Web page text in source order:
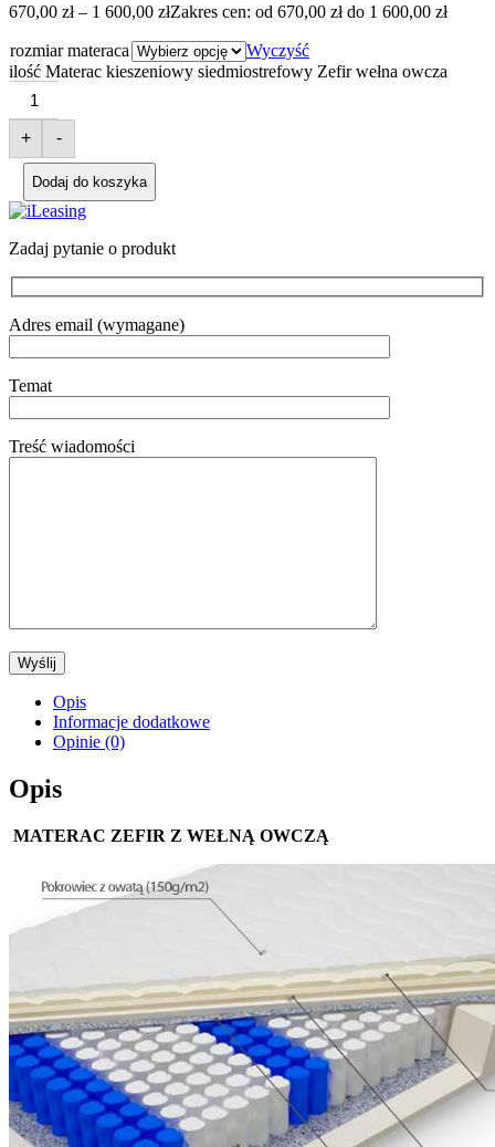
670,00 zł – 1 600,00 złZakres cen: od 670,00 zł do 1 600,00 zł
rozmiar materaca
Wyczyść
ilość Materac kieszeniowy siedmiostrefowy Zefir wełna owcza
+ -
Dodaj do koszyka
Zadaj pytanie o produkt
Adres email (wymagane)
Temat
Treść wiadomości
Opis
Informacje dodatkowe
Opinie (0)
Opis
MATERAC ZEFIR Z WEŁNĄ OWCZĄ